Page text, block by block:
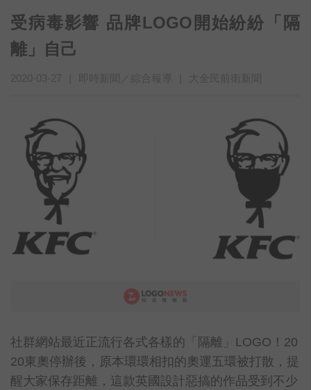
受病毒影響 品牌LOGO開始紛紛「隔
離」自己
社群網站最近正流行各式各樣的「隔離」LOGO！20
20東奧停辦後，原本環環相扣的奧運五環被打散，提
醒大家保存距離，這款英國設計惡搞的作品受到不少